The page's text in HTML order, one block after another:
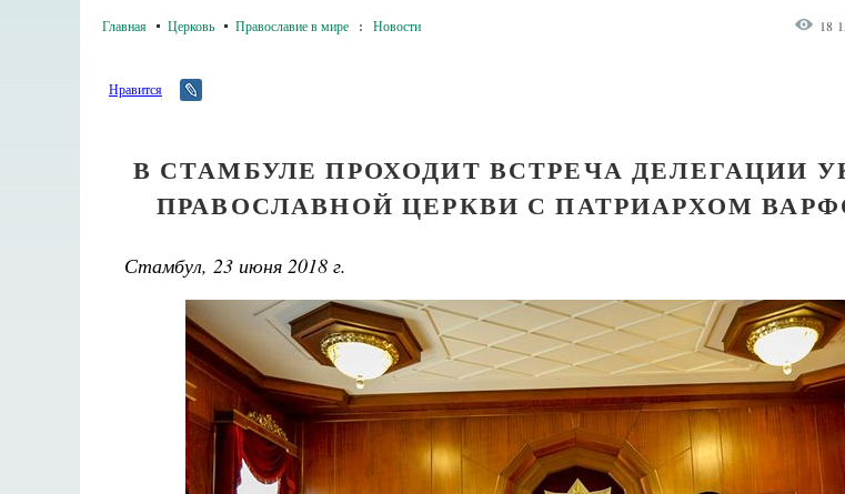
Главная Церковь Православие в мире : Новости 18
Нравится
В СТАМБУЛЕ ПРОХОДИТ ВСТРЕЧА ДЕЛЕГАЦИИ
ПРАВОСЛАВНОЙ ЦЕРКВИ С ПАТРИАРХОМ
Стамбул, 23 июня 2018 г.